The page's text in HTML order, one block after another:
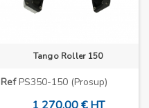
Tango Roller 150
RefPS350-150 (Prosup)